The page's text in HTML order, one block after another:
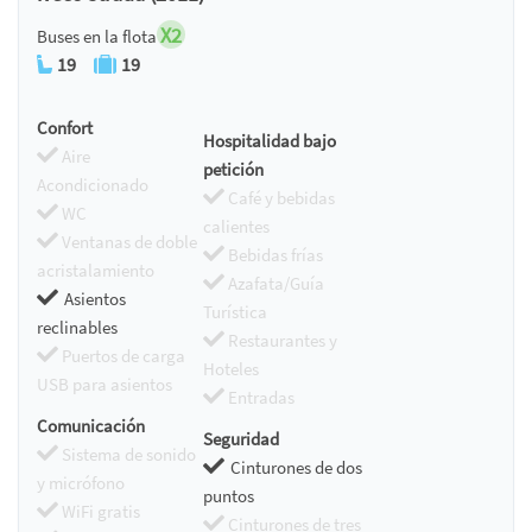
Buses en la flota X2
19 19
Confort
Aire
Acondicionado
WC
Ventanas de doble
acristalamiento
Asientos
reclinables
Puertos de carga
USB para asientos
Hospitalidad bajo
petición
Café y bebidas
calientes
Bebidas frías
Azafata/Guía
Turística
Restaurantes y
Hoteles
Entradas
Comunicación
Sistema de sonido
y micrófono
WiFi gratis
Seguridad
Cinturones de dos
puntos
Cinturones de tres